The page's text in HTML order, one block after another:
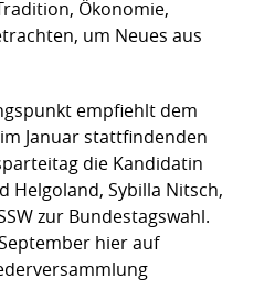
Ökonomie,
um Neues aus
empfiehlt dem
Januar stattfindenden
die Kandidatin
Helgoland, Sybilla Nitsch,
zur Bundestagswahl.
hier auf